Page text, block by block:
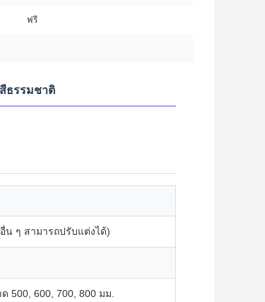
ฟรี
ธรรมชาติ
น ๆ สามารถปรับแต่งได้)
500, 600, 700, 800 มม.